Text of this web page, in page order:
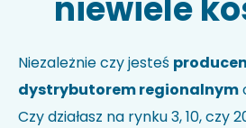
wyszukiwarce kodów.
Uwagi
Niezależnie czy jesteś
dystrybutorem regionalnym
Czy działasz na rynku 3, 10, czy